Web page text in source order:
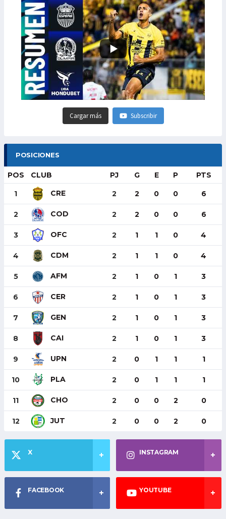
Cargar más Subscribir
POSICIONES
POS CLUB PJ G E P PTS
1 CRE 2 2 0 0 6
2 COD 2 2 0 0 6
3 OFC 2 1 1 0 4
4 CDM 2 1 1 0 4
5 AFM 2 1 0 1 3
6 CER 2 1 0 1 3
7 GEN 2 1 0 1 3
8 CAI 2 1 0 1 3
9 UPN 2 0 1 1 1
10 PLA 2 0 1 1 1
11 CHO 2 0 0 2 0
12 JUT 2 0 0 2 0
X INSTAGRAM
FACEBOOK YOUTUBE